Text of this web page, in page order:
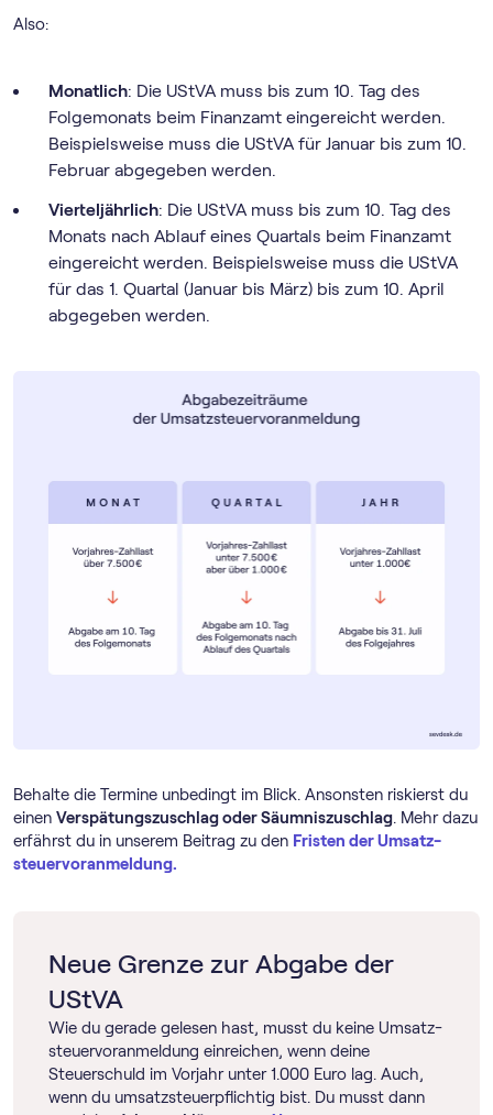
Also:
Monatlich: Die UStVA muss bis zum 10. Tag des
Folgemonats beim Finanzamt eingereicht werden.
Beispielsweise muss die UStVA für Januar bis zum 10.
Februar abgegeben werden.
Vierteljährlich: Die UStVA muss bis zum 10. Tag des
Monats nach Ablauf eines Quartals beim Finanzamt
eingereicht werden. Beispielsweise muss die UStVA
für das 1. Quartal (Januar bis März) bis zum 10. April
abgegeben werden.
Behalte die Termine unbedingt im Blick. Ansonsten riskierst du
einen Verspätungszuschlag oder Säumniszuschlag. Mehr dazu
erfährst du in unserem Beitrag zu den Fristen der Umsatz­
steuer­voranmeldung.
Neue Grenze zur Abgabe der
UStVA
Wie du gerade gelesen hast, musst du keine Umsatz­
steuer­voranmeldung einreichen, wenn deine
Steuerschuld im Vorjahr unter 1.000 Euro lag. Auch,
wenn du umsatzsteuerpflichtig bist. Du musst dann